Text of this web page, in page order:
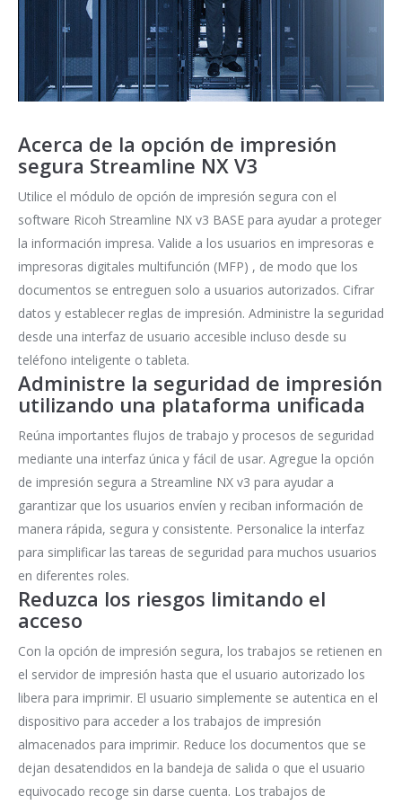
Acerca de la opción de impresión
segura Streamline NX V3
Utilice el módulo de opción de impresión segura con el
software Ricoh Streamline NX v3 BASE para ayudar a proteger
la información impresa. Valide a los usuarios en impresoras e
impresoras digitales multifunción (MFP) , de modo que los
documentos se entreguen solo a usuarios autorizados. Cifrar
datos y establecer reglas de impresión. Administre la seguridad
desde una interfaz de usuario accesible incluso desde su
teléfono inteligente o tableta.
Administre la seguridad de impresión
utilizando una plataforma unificada
Reúna importantes flujos de trabajo y procesos de seguridad
mediante una interfaz única y fácil de usar. Agregue la opción
de impresión segura a Streamline NX v3 para ayudar a
garantizar que los usuarios envíen y reciban información de
manera rápida, segura y consistente. Personalice la interfaz
para simplificar las tareas de seguridad para muchos usuarios
en diferentes roles.
Reduzca los riesgos limitando el
acceso
Con la opción de impresión segura, los trabajos se retienen en
el servidor de impresión hasta que el usuario autorizado los
libera para imprimir. El usuario simplemente se autentica en el
dispositivo para acceder a los trabajos de impresión
almacenados para imprimir. Reduce los documentos que se
dejan desatendidos en la bandeja de salida o que el usuario
equivocado recoge sin darse cuenta. Los trabajos de